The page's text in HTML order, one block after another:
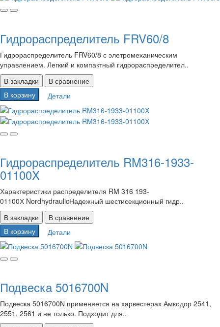
Гидрораспределитель FRV60/8
Гидрораспределитель FRV60/8 с элетромеханическим
управлением. Легкий и компактный гидрораспределител..
В закладки
В сравнение
В корзину
Детали
Гидрораспределитель RM316-1933-
01100X
Характеристики распределителя RM 316 193-
01100Х NordhydraulicНадежный шестисекционный гидр..
В закладки
В сравнение
В корзину
Детали
Подвеска 5016700N
Подвеска 5016700N применяется на харвестерах Амкодор 2541,
2551, 2561 и не только. Подходит для..